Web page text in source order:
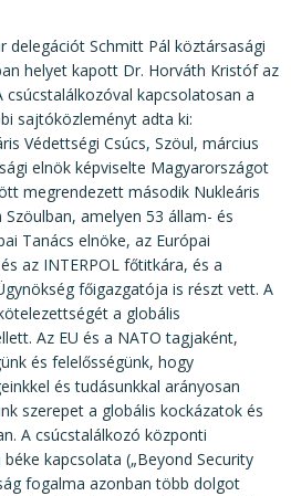
delegációt Schmitt Pál köztársasági
helyet kapott Dr. Horváth Kristóf az
csúcstalálkozóval kapcsolatosan a
sajtóközleményt adta ki:
Védettségi Csúcs, Szöul, március
elnök képviselte Magyarországot
megrendezett második Nukleáris
amelyen 53 állam- és
Tanács elnöke, az Európai
az INTERPOL főtitkára, és a
főigazgatója is részt vett. A
a globális
Az EU és a NATO tagjaként,
és felelősségünk, hogy
és tudásunkkal arányosan
szerepet a globális kockázatok és
A csúcstalálkozó központi
kapcsolata („Beyond Security
fogalma azonban több dolgot